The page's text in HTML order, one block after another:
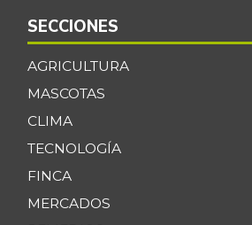
SECCIONES
AGRICULTURA
MASCOTAS
CLIMA
TECNOLOGÍA
FINCA
MERCADOS